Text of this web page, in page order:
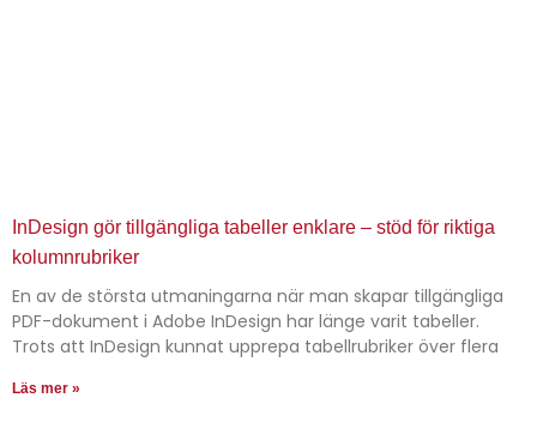
InDesign gör tillgängliga tabeller enklare – stöd för riktiga
kolumnrubriker
En av de största utmaningarna när man skapar tillgängliga
PDF-dokument i Adobe InDesign har länge varit tabeller.
Trots att InDesign kunnat upprepa tabellrubriker över flera
Läs mer »